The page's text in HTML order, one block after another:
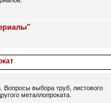
Вопросы выбора труб, листового
металлопроката.